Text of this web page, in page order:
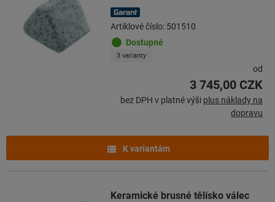
Artiklové číslo: 501510
Dostupné
3 varianty
od
3 745,00 CZK
bez DPH v platné výši plus náklady na
dopravu
K variantám
Keramické brusné tělísko válec